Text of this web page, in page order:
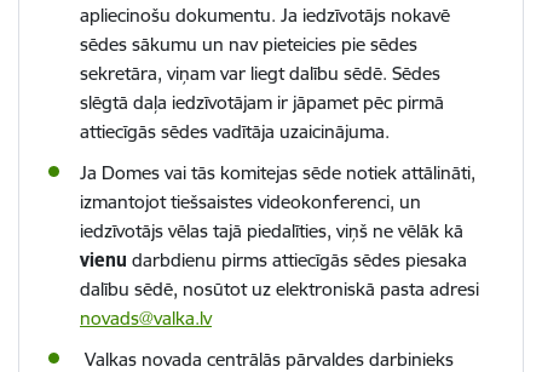
apliecinošu dokumentu. Ja iedzīvotājs nokavē
sēdes sākumu un nav pieteicies pie sēdes
sekretāra, viņam var liegt dalību sēdē. Sēdes
slēgtā daļa iedzīvotājam ir jāpamet pēc pirmā
attiecīgās sēdes vadītāja uzaicinājuma.
Ja Domes vai tās komitejas sēde notiek attālināti,
izmantojot tiešsaistes videokonferenci, un
iedzīvotājs vēlas tajā piedalīties, viņš ne vēlāk kā
vienu darbdienu pirms attiecīgās sēdes piesaka
dalību sēdē, nosūtot uz elektroniskā pasta adresi
novads@valka.lv
Valkas novada centrālās pārvaldes darbinieks